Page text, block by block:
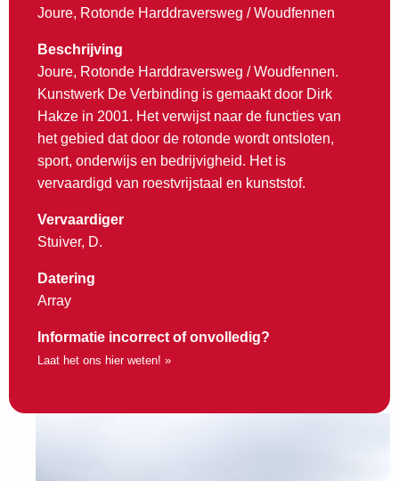
Joure, Rotonde Harddraversweg / Woudfennen
Beschrijving
Joure, Rotonde Harddraversweg / Woudfennen.
Kunstwerk De Verbinding is gemaakt door Dirk
Hakze in 2001. Het verwijst naar de functies van
het gebied dat door de rotonde wordt ontsloten,
sport, onderwijs en bedrijvigheid. Het is
vervaardigd van roestvrijstaal en kunststof.
Vervaardiger
Stuiver, D.
Datering
Array
Informatie incorrect of onvolledig?
Laat het ons hier weten! »